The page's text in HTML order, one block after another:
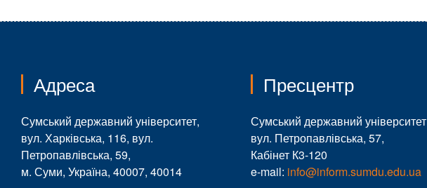
Адреса
Сумський державний університет,
вул. Харківська, 116, вул.
Петропавлівська, 59,
м. Суми, Україна, 40007, 40014
Пресцентр
Сумський державний університет
вул. Петропавлівська, 57,
Кабінет К3-120
e-mail: info@inform.sumdu.edu.ua